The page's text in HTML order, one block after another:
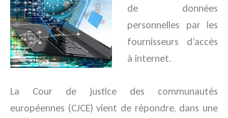
de données
personnelles par les
fournisseurs d’accès
à internet.
La Cour de justice des communautés
européennes (CJCE) vient de répondre, dans une